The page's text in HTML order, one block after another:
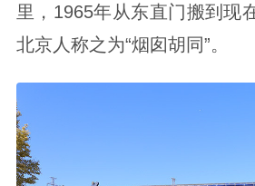
里，1965年从东直门搬到现
北京人称之为“烟囱胡同”。